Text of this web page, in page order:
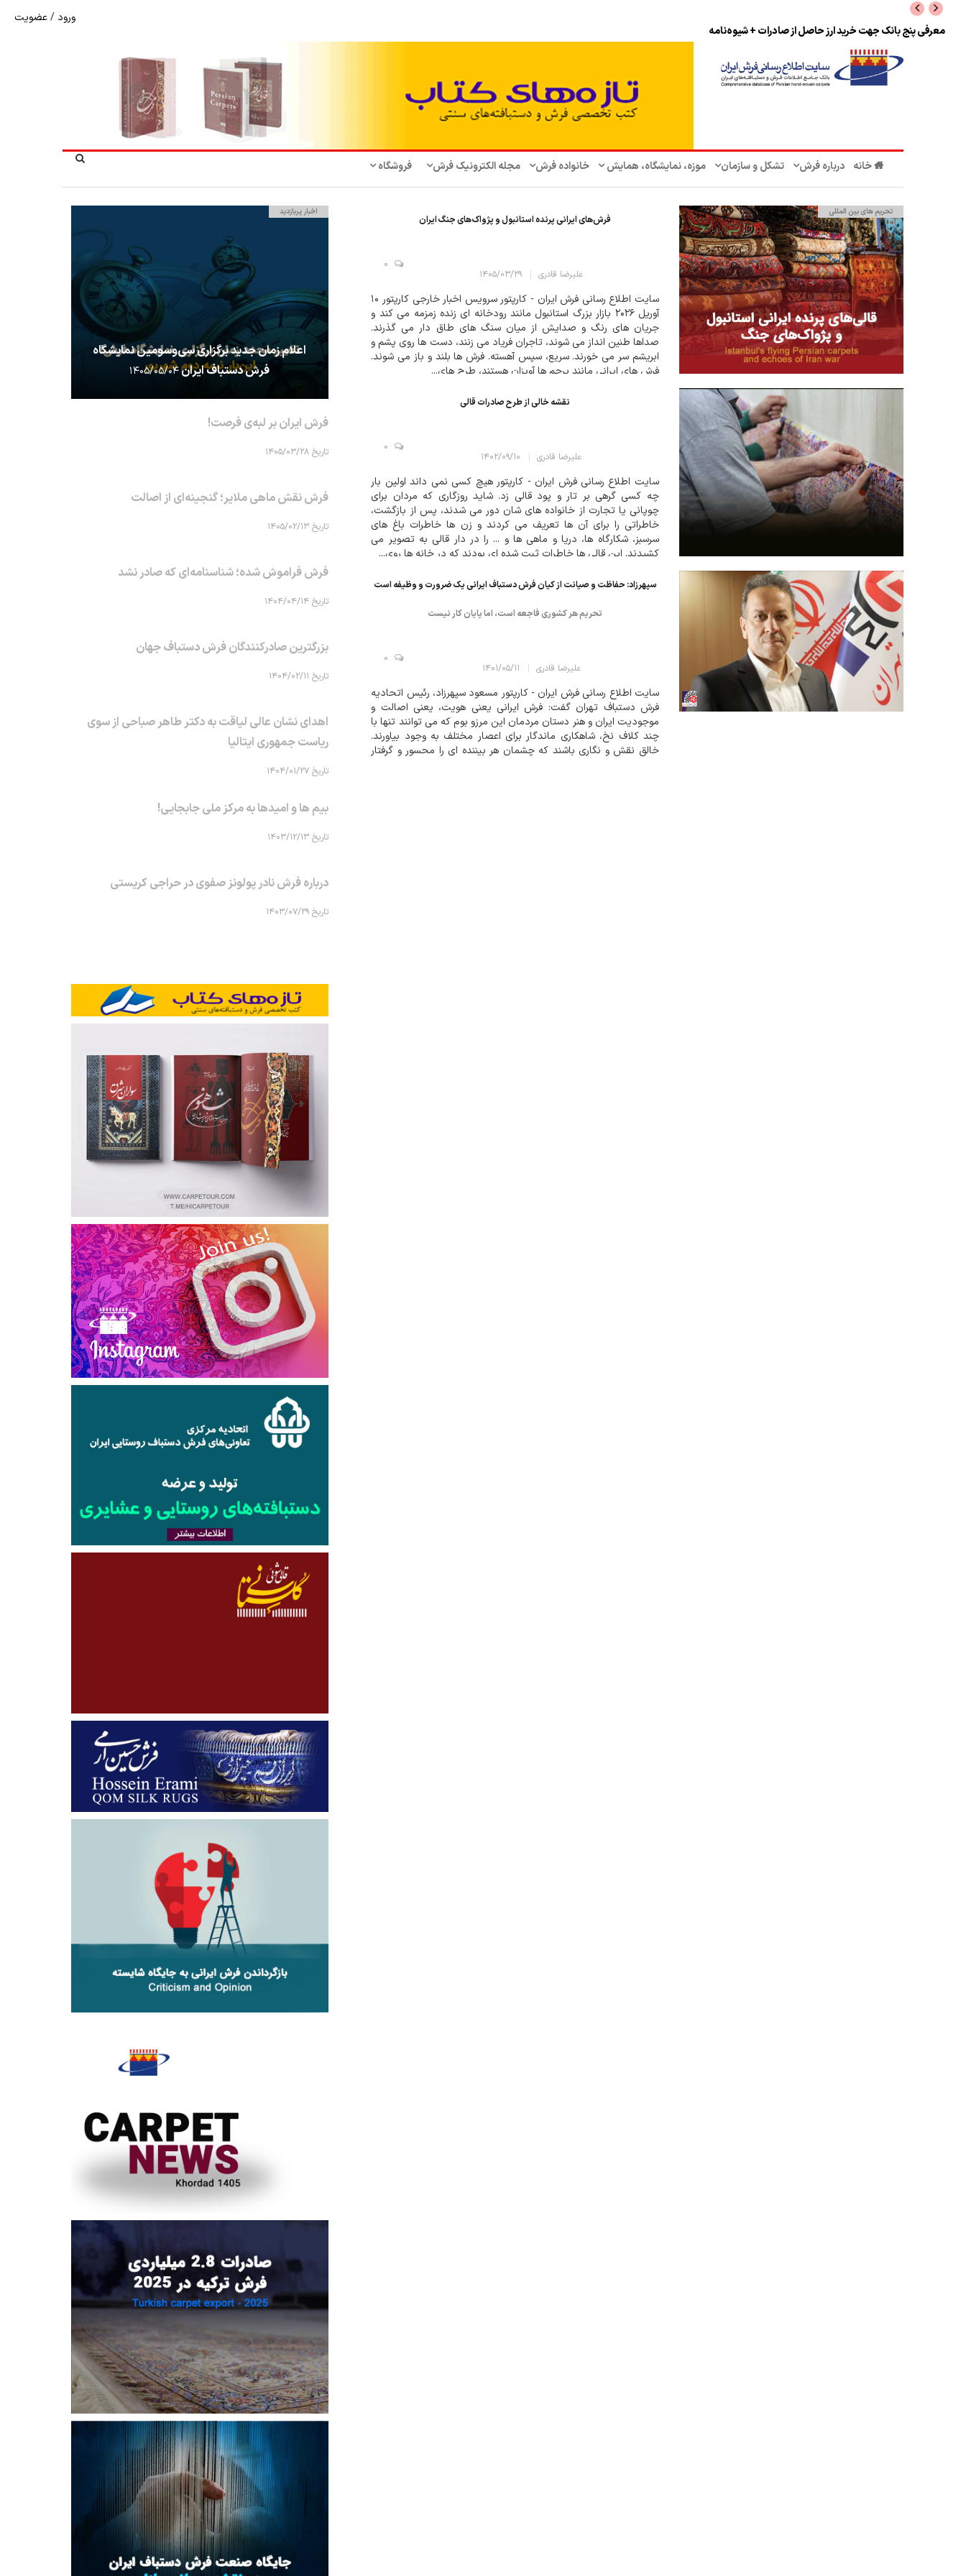
معرفی پنج بانک جهت خرید ارز حاصل از صادرات + شیوه‌نامه
ورود /عضویت
خانه درباره فرش تشکل‌ و سازمان‌ موزه، نمایشگاه، همایش‌ خانواده فرش مجله الکترونیک فرش فروشگاه
تحریم‌ های بین المللی
فرش‌های ایرانی پرنده استانبول و پژواک‌های جنگ ایران
علیرضا قادری ۱۴۰۵/۰۳/۲۹
0
سایت اطلاع رسانی فرش ایران - کارپتور سرویس اخبار خارجی کارپتور ۱۰
آوریل ۲۰۲۶ بازار بزرگ استانبول مانند رودخانه ای زنده زمزمه می کند و
جریان های رنگ و صدایش از میان سنگ های طاق دار می گذرند.
صداها طنین انداز می شوند، تاجران فریاد می زنند، دست ها روی پشم و
ابریشم سر می خورند. سریع، سپس آهسته. فرش ها بلند و باز می شوند.
فرش های ایرانی مانند پرچم ها آویزان هستند، طرح های...
نقشه خالی از طرح صادرات قالی
علیرضا قادری ۱۴۰۲/۰۹/۱۰
0
سایت اطلاع رسانی فرش ایران - کارپتور هیچ کسی نمی داند اولین بار
چه کسی گرهی بر تار و پود قالی زد. شاید روزگاری که مردان برای
چوپانی یا تجارت از خانواده های شان دور می شدند، پس از بازگشت،
خاطراتی را برای آن ها تعریف می کردند و زن ها خاطرات باغ های
سرسبز، شکارگاه ها، دریا و ماهی ها و ... را در دار قالی به تصویر می
کشیدند. این قالی ها خاطرات ثبت شده ای بودند که در خانه ها روی...
سپهرزاد: حفاظت و صيانت از کيان فرش دستباف ايراني يک ضرورت و وظيفه است
تحريم هر کشوري فاجعه است، اما پايان کار نيست
علیرضا قادری ۱۴۰۱/۰۵/۱۱
0
سایت اطلاع رسانی فرش ایران - کارپتور مسعود سپهرزاد، رئيس اتحاديه
فرش دستباف تهران گفت: فرش ايراني يعني هويت، يعني اصالت و
موجوديت ايران و هنر دستان مردمان اين مرزو بوم که مي توانند تنها با
چند کلاف نخ، شاهکاري ماندگار براي اعصار مختلف به وجود بياورند.
خالق نقش و نگاري باشند که چشمان هر بيننده اي را محسور و گرفتار
اخبار پربازدید
اعلام زمان جدید برگزاری سی‌وسومین نمایشگاه
فرش دستباف ایران۱۴۰۵/۰۵/۰۴
فرش ایران بر لبه‌ی فرصت!
تاریخ ۱۴۰۵/۰۳/۲۸
فرش نقش ماهی‌ ملایر؛ گنجینه‌ای از اصالت
تاریخ ۱۴۰۵/۰۲/۱۳
فرش فراموش شده؛ شناسنامه‌ای که صادر نشد
تاریخ ۱۴۰۴/۰۴/۱۴
بزرگترین صادرکنندگان فرش دستباف جهان
تاریخ ۱۴۰۴/۰۲/۱۱
اهدای نشان عالی لیاقت به دکتر طاهر صباحی از سوی
ریاست جمهوری ایتالیا
تاریخ ۱۴۰۴/۰۱/۲۷
بیم ها و امیدها به مرکز ملی جابجایی!
تاریخ ۱۴۰۳/۱۲/۱۳
درباره فرش نادر پولونز صفوی در حراجی کریستی
تاریخ ۱۴۰۳/۰۷/۲۹